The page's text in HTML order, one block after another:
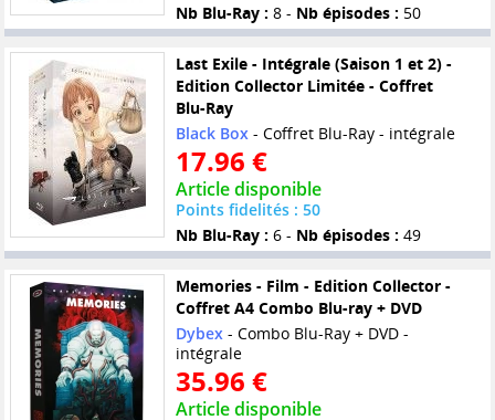
Nb Blu-Ray : 8 - Nb épisodes : 50
Last Exile - Intégrale (Saison 1 et 2) -
Edition Collector Limitée - Coffret
Blu-Ray
Black Box- Coffret Blu-Ray - intégrale
17.96 €
Article disponible
Points fidelités : 50
Nb Blu-Ray : 6 - Nb épisodes : 49
Memories - Film - Edition Collector -
Coffret A4 Combo Blu-ray + DVD
Dybex- Combo Blu-Ray + DVD -
intégrale
35.96 €
Article disponible